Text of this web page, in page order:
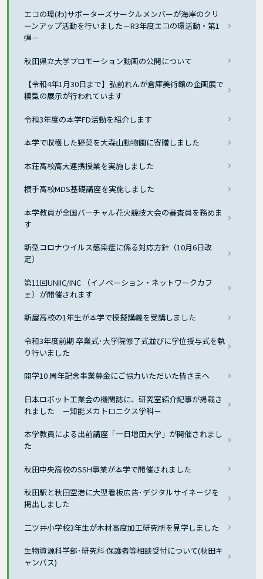
エコの環(わ)サポーターズサークルメンバーが海岸のクリ
ーンアップ活動を行いました－R3年度エコの環活動・第1
弾－
秋田県立大学プロモーション動画の公開について
【令和4年1月30日まで】弘前れんが倉庫美術館の企画展で
模型の展示が行われています
令和3年度の本学FD活動を紹介します
本学で収穫した野菜を大森山動物園に寄贈しました
本荘高校高大連携授業を実施しました
横手高校MDS基礎講座を実施しました
本学教員が全国バーチャル花火競技大会の審査員を務めま
す
新型コロナウイルス感染症に係る対応方針（10月6日改
定）
第11回UNIIC/INC （イノベーション・ネットワークカフ
ェ）が開催されます
新屋高校の1年生が本学で模擬講義を受講しました
令和3年度前期 卒業式･大学院修了式並びに学位授与式を執
り行いました
開学10 周年記念事業募金にご協力いただいた皆さまへ
日本ロボット工業会の機関誌に、研究室紹介記事が掲載さ
れました －知能メカトロニクス学科－
本学教員による出前講座「一日増田大学」が開催されまし
た
秋田中央高校のSSH事業が本学で開催されました
秋田駅と秋田空港に大型看板広告･デジタルサイネージを
掲出しました
二ツ井小学校3年生が木材高度加工研究所を見学しました
生物資源科学部･研究科 保護者等相談受付について(秋田キ
ャンパス)